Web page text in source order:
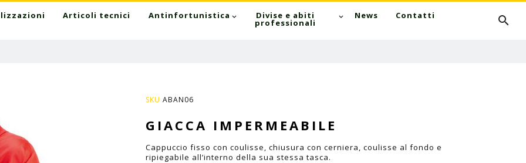
Articoli tecnici Antinfortunistica Divise e abiti
professionali
News Contatti Cerca
SKU ABAN06
GIACCA IMPERMEABILE
Cappuccio fisso con coulisse, chiusura con cerniera, coulisse al fondo e
ripiegabile all’interno della sua stessa tasca.